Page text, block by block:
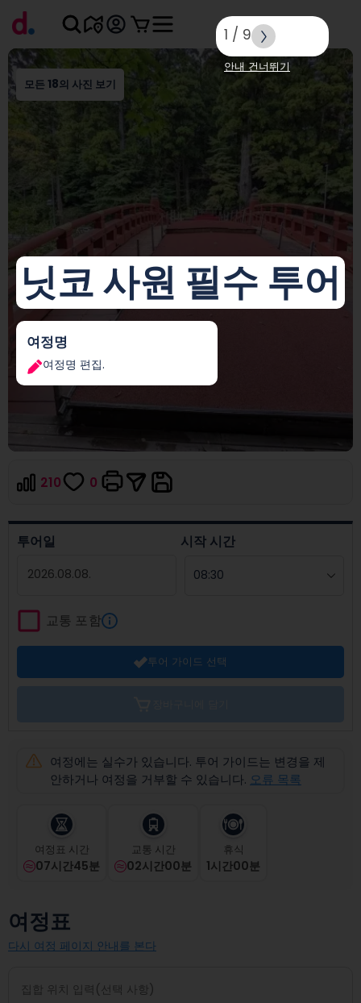
모든 18의 사진 보기
닛코 사원 필수 투어
여정명
여정명 편집.
210 0
투어일 시작 시간
forward
to
interact
the
date.
question
to
get
shortcuts
for
changing
교통 포함
투어 가이드 선택
여정에는 실수가 있습니다. 투어 가이드는 변경을 제
안하거나 여정을 거부할 수 있습니다. 오류 목록
여정표 시간
07시간45분
교통 시간
02시간00분
휴식
1시간00분
여정표
다시 여정 페이지 안내를 본다
1 / 9
안내 건너뛰기